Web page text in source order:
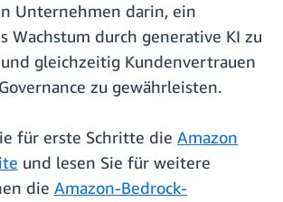
Unternehmen darin, ein
Wachstum durch generative KI zu
gleichzeitig Kundenvertrauen
zu gewährleisten.
für erste Schritte die Amazon
und lesen Sie für weitere
die Amazon-Bedrock-